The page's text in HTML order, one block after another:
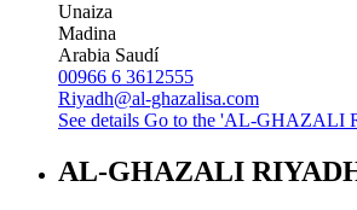
Unaiza
Madina
Arabia Saudí
00966 6 3612555
Riyadh@al-ghazalisa.com
See details Go to the 'AL-GHAZALI
AL-GHAZALI